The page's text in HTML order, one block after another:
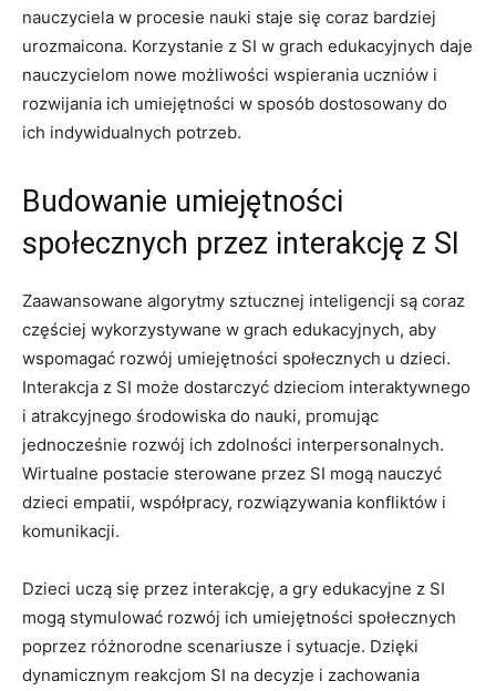
nauczyciela w procesie nauki staje się ‌coraz bardziej
urozmaicona. Korzystanie z SI w grach edukacyjnych daje
nauczycielom nowe możliwości wspierania uczniów⁤ i
rozwijania ich umiejętności w sposób⁤ dostosowany do
ich ⁤indywidualnych potrzeb.
Budowanie​ umiejętności
społecznych ‍przez interakcję z SI
Zaawansowane algorytmy sztucznej inteligencji są coraz
częściej ⁤wykorzystywane⁤ w grach edukacyjnych, aby
wspomagać⁣ rozwój umiejętności społecznych u dzieci.
⁣Interakcja z SI może‌ dostarczyć dzieciom interaktywnego
i atrakcyjnego⁢ środowiska do nauki, promując
jednocześnie ⁣rozwój ich zdolności‌ interpersonalnych.
Wirtualne postacie sterowane​ przez SI mogą nauczyć
dzieci empatii, ‌współpracy, rozwiązywania konfliktów i
⁣komunikacji.
Dzieci uczą się​ przez ‌interakcję, a ⁣gry edukacyjne⁤ z SI⁣
mogą stymulować⁢ rozwój ich umiejętności społecznych
poprzez różnorodne scenariusze⁤ i sytuacje. Dzięki
⁢dynamicznym reakcjom SI na decyzje i ⁢zachowania